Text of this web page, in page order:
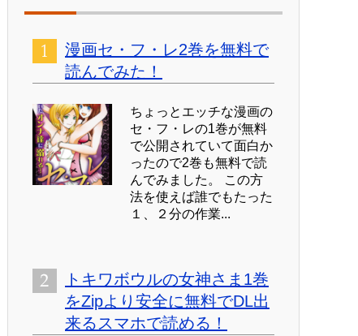
漫画セ・フ・レ2巻を無料で
読んでみた！
ちょっとエッチな漫画の
セ・フ・レの1巻が無料
で公開されていて面白か
ったので2巻も無料で読
んでみました。 この方
法を使えば誰でもたった
１、２分の作業...
トキワボウルの女神さま1巻
をZipより安全に無料でDL出
来るスマホで読める！